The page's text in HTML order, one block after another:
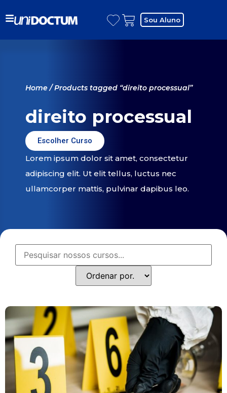
Sou Aluno
Home/ Products tagged “direito processual”
direito processual
Escolher Curso
Lorem ipsum dolor sit amet, consectetur
adipiscing elit. Ut elit tellus, luctus nec
ullamcorper mattis, pulvinar dapibus leo.